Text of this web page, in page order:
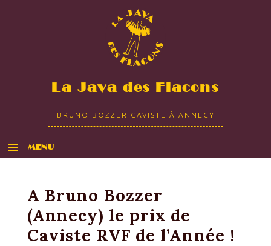
La Java des Flacons
BRUNO BOZZER CAVISTE À ANNECY
MENU
A Bruno Bozzer
(Annecy) le prix de
Caviste RVF de l’Année !